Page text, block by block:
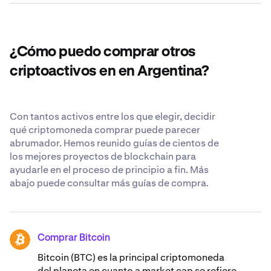
XRP. Obtén más información sobre nuestros
de seguridad reconocidos en todo el mundo.
¿Cómo puedo comprar otros
criptoactivos en en Argentina?
Con tantos activos entre los que elegir, decidir
qué criptomoneda comprar puede parecer
abrumador. Hemos reunido guías de cientos de
los mejores proyectos de blockchain para
ayudarle en el proceso de principio a fin. Más
abajo puede consultar más guías de compra.
BTC Comprar Bitcoin
Bitcoin (BTC) es la principal criptomoneda